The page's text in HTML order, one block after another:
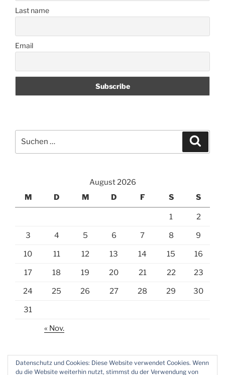
Last name
Email
nach:
August 2026
M
D M D F S S
1 2
3 4 5 6 7 8 9
10 11 12 13 14 15 16
17 18 19 20 21 22 23
24 25 26 27 28 29 30
31
« Nov.
Datenschutz und Cookies: Diese Website verwendet Cookies. Wenn
du die Website weiterhin nutzt, stimmst du der Verwendung von